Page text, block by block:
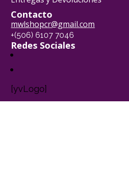
Contacto
mwlshopcr@gmail.com
+(506) 6107 7046
Redes Sociales
[yvLogo]